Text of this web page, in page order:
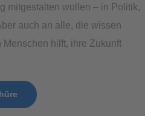
mitgestalten wollen – in Politik,
auch an alle, die wissen
Menschen hilft, ihre Zukunft